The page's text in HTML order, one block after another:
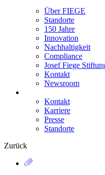
Über FIEGE
Standorte
150 Jahre
Innovation
Nachhaltigkeit
Compliance
Josef Fiege
Kontakt
Newsroom
Secondary
Navigation
Kontakt
Karriere
Presse
Standorte
Zurück